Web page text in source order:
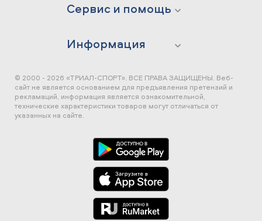
Сервис и помощь
Информация
© 2000 - 2026 «ТРИАЛ-СПОРТ». ВСЕ ПРАВА ЗАЩИЩЕНЫ. Веб-
сайт не является основанием для предъявления претензий и
рекламаций, информация является ознакомительной,
технические характеристики товаров могут отличаться от
указанных на сайте.